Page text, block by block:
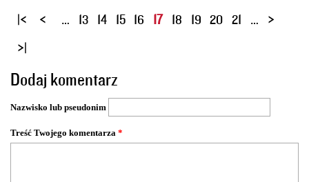
S
o
n
y
… 13 14 15 16 17 18 19 20 21 …
Dodaj komentarz
Nazwisko lub pseudonim
Treść Twojego komentarza *